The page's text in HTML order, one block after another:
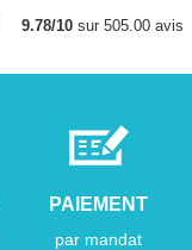
9.78/10 sur 505.00 avis
PAIEMENT
par mandat